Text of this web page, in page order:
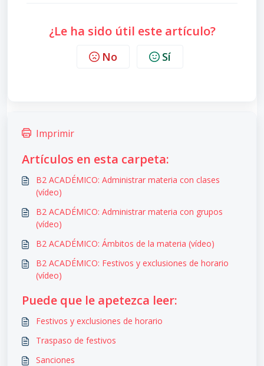
¿Le ha sido útil este artículo?
No Sí
Imprimir
Artículos en esta carpeta:
B2 ACADÉMICO: Administrar materia con clases
(vídeo)
B2 ACADÉMICO: Administrar materia con grupos
(vídeo)
B2 ACADÉMICO: Ámbitos de la materia (vídeo)
B2 ACADÉMICO: Festivos y exclusiones de horario
(vídeo)
Puede que le apetezca leer:
Festivos y exclusiones de horario
Traspaso de festivos
Sanciones